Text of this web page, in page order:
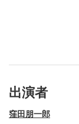
出演者
窪田朋一郎